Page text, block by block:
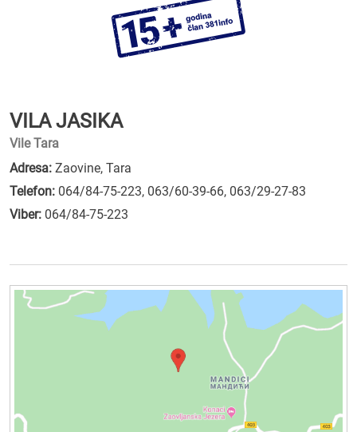
VILA JASIKA
Vile Tara
Adresa: Zaovine, Tara
Telefon: 064/84-75-223, 063/60-39-66, 063/29-27-83
Viber: 064/84-75-223